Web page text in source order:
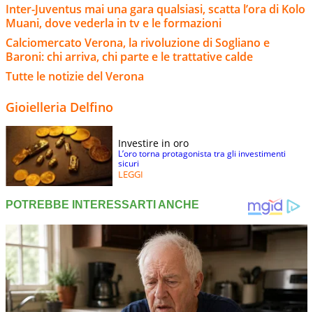
Inter-Juventus mai una gara qualsiasi, scatta l’ora di Kolo
Muani, dove vederla in tv e le formazioni
Calciomercato Verona, la rivoluzione di Sogliano e
Baroni: chi arriva, chi parte e le trattative calde
Tutte le notizie del Verona
Gioielleria Delfino
Investire in oro
L’oro torna protagonista tra gli investimenti
sicuri
LEGGI